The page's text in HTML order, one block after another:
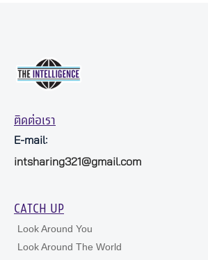
ติดต่อเรา
E-mail:
intsharing321@gmail.com
CATCH UP
Look Around You
Look Around The World